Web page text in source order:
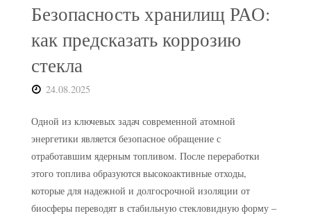
Безопасность хранилищ РАО:
как предсказать коррозию
стекла
24.08.2025
Одной из ключевых задач современной атомной
энергетики является безопасное обращение с
отработавшим ядерным топливом. После переработки
этого топлива образуются высокоактивные отходы,
которые для надежной и долгосрочной изоляции от
биосферы переводят в стабильную стекловидную форму –